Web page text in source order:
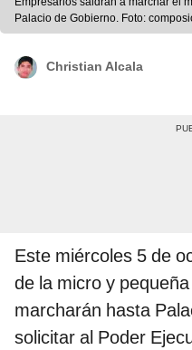
Palacio de Gobierno. Foto:
Christian Alcala
Este miércoles 5 de
de la micro y
marcharán hasta
solicitar al Poder